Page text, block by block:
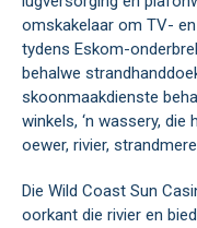
omskakelaar om TV-
tydens Eskom-
behalwe
skoonmaakdienste
winkels, ‘n wassery,
oewer, rivier,
Die Wild Coast Sun
oorkant die rivier en